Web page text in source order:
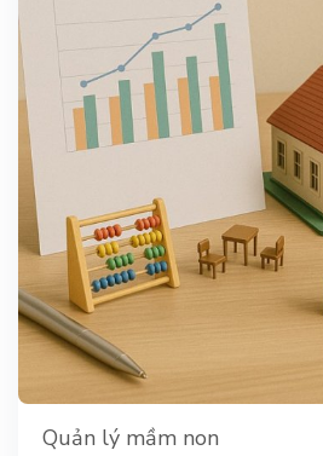
Quản lý mầm non